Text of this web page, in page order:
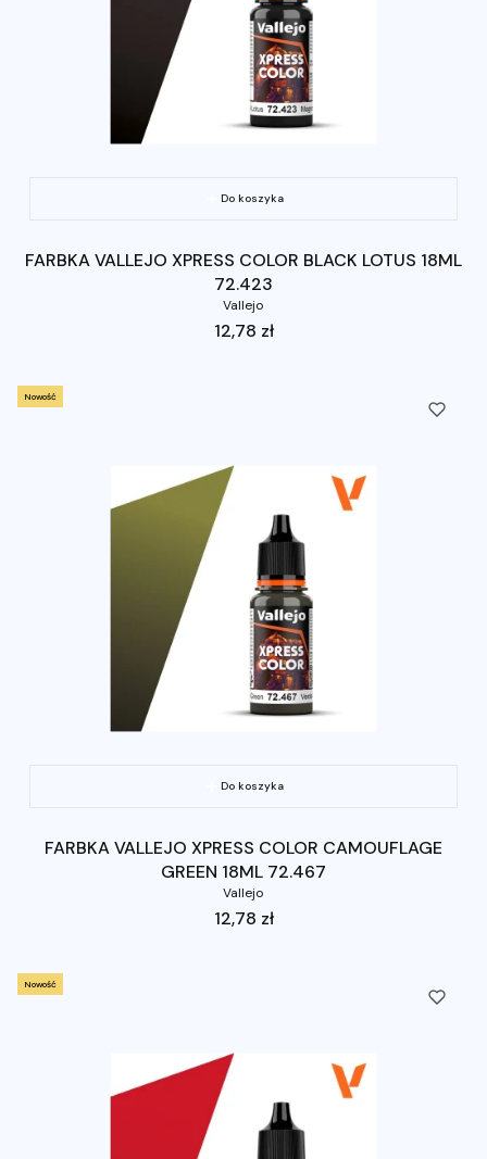
Do koszyka
FARBKA VALLEJO XPRESS COLOR BLACK LOTUS 18ML
72.423
Vallejo
Cena
12,78 zł
Nowość
Do koszyka
FARBKA VALLEJO XPRESS COLOR CAMOUFLAGE
GREEN 18ML 72.467
Vallejo
Cena
12,78 zł
Nowość